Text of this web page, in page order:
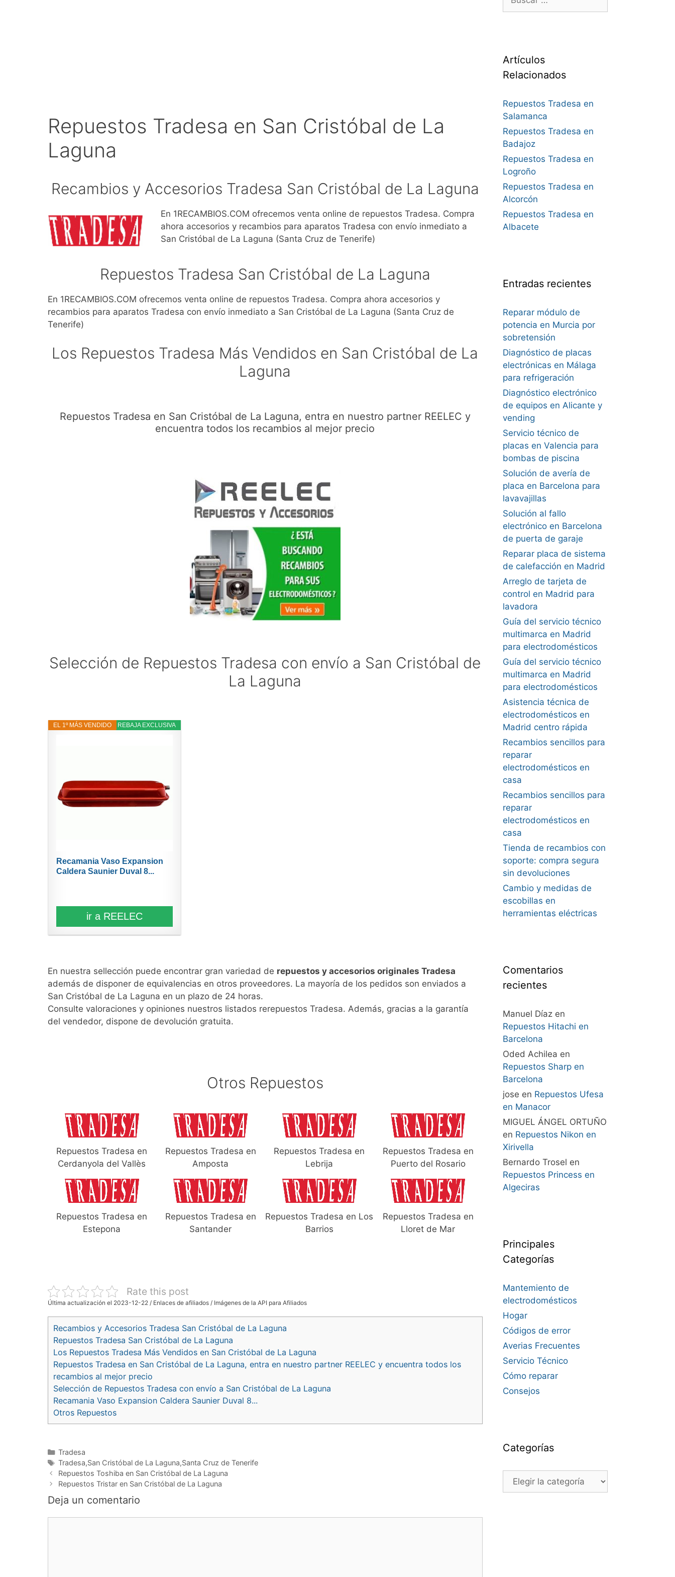
Repuestos Tradesa en San Cristóbal de La
Laguna
Recambios y Accesorios Tradesa San Cristóbal de La Laguna
En 1RECAMBIOS.COM ofrecemos venta online de repuestos Tradesa. Compra
ahora accesorios y recambios para aparatos Tradesa con envío inmediato a
San Cristóbal de La Laguna (Santa Cruz de Tenerife)
Repuestos Tradesa San Cristóbal de La Laguna
En 1RECAMBIOS.COM ofrecemos venta online de repuestos Tradesa. Compra ahora accesorios y
recambios para aparatos Tradesa con envío inmediato a San Cristóbal de La Laguna (Santa Cruz de
Tenerife)
Los Repuestos Tradesa Más Vendidos en San Cristóbal de La
Laguna
Repuestos Tradesa en San Cristóbal de La Laguna, entra en nuestro partner REELEC y
encuentra todos los recambios al mejor precio
Selección de Repuestos Tradesa con envío a San Cristóbal de
La Laguna
12% REBAJA EXCLUSIVA
EL 1º MÁS VENDIDO
Recamania Vaso Expansion
Caldera Saunier Duval 8...
ir a REELEC
En nuestra sellección puede encontrar gran variedad de repuestos y accesorios originales Tradesa
además de disponer de equivalencias en otros proveedores. La mayoría de los pedidos son enviados a
San Cristóbal de La Laguna en un plazo de 24 horas.
Consulte valoraciones y opiniones nuestros listados rerepuestos Tradesa. Además, gracias a la garantía
del vendedor, dispone de devolución gratuita.
Otros Repuestos
Repuestos Tradesa en
Cerdanyola del Vallès
Repuestos Tradesa en
Amposta
Repuestos Tradesa en
Lebrija
Repuestos Tradesa en
Puerto del Rosario
Repuestos Tradesa en
Estepona
Repuestos Tradesa en
Santander
Repuestos Tradesa en Los
Barrios
Repuestos Tradesa en
Lloret de Mar
Rate this post
Última actualización el 2023-12-22 / Enlaces de afiliados / Imágenes de la API para Afiliados
Recambios y Accesorios Tradesa San Cristóbal de La Laguna
Repuestos Tradesa San Cristóbal de La Laguna
Los Repuestos Tradesa Más Vendidos en San Cristóbal de La Laguna
Repuestos Tradesa en San Cristóbal de La Laguna, entra en nuestro partner REELEC y encuentra todos los
recambios al mejor precio
Selección de Repuestos Tradesa con envío a San Cristóbal de La Laguna
Recamania Vaso Expansion Caldera Saunier Duval 8...
Otros Repuestos
Categorías
Tradesa
Etiquetas
Tradesa,San Cristóbal de La Laguna,Santa Cruz de Tenerife
Navegación
de
Repuestos Toshiba en San Cristóbal de La Laguna
Repuestos Tristar en San Cristóbal de La Laguna
Deja un comentario
Artículos
Relacionados
Repuestos Tradesa en
Salamanca
Repuestos Tradesa en
Badajoz
Repuestos Tradesa en
Logroño
Repuestos Tradesa en
Alcorcón
Repuestos Tradesa en
Albacete
Entradas recientes
Reparar módulo de
potencia en Murcia por
sobretensión
Diagnóstico de placas
electrónicas en Málaga
para refrigeración
Diagnóstico electrónico
de equipos en Alicante y
vending
Servicio técnico de
placas en Valencia para
bombas de piscina
Solución de avería de
placa en Barcelona para
lavavajillas
Solución al fallo
electrónico en Barcelona
de puerta de garaje
Reparar placa de sistema
de calefacción en Madrid
Arreglo de tarjeta de
control en Madrid para
lavadora
Guía del servicio técnico
multimarca en Madrid
para electrodomésticos
Guía del servicio técnico
multimarca en Madrid
para electrodomésticos
Asistencia técnica de
electrodomésticos en
Madrid centro rápida
Recambios sencillos para
reparar
electrodomésticos en
casa
Recambios sencillos para
reparar
electrodomésticos en
casa
Tienda de recambios con
soporte: compra segura
sin devoluciones
Cambio y medidas de
escobillas en
herramientas eléctricas
Comentarios
recientes
Manuel Díazen
Repuestos Hitachi en
Barcelona
Oded Achilea en
Repuestos Sharp en
Barcelona
jose en Repuestos Ufesa
en Manacor
MIGUEL ÁNGEL ORTUÑO
en Repuestos Nikon en
Xirivella
Bernardo Trosel en
Repuestos Princess en
Algeciras
Principales
Categorías
Mantemiento de
electrodomésticos
Hogar
Códigos de error
Averias Frecuentes
Servicio Técnico
Cómo reparar
Consejos
Categorías
Categorías